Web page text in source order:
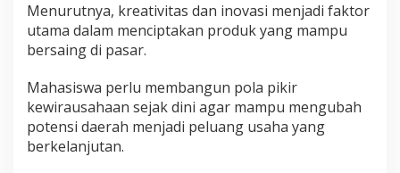
Menurutnya, kreativitas dan inovasi menjadi faktor
utama dalam menciptakan produk yang mampu
bersaing di pasar.
Mahasiswa perlu membangun pola pikir
kewirausahaan sejak dini agar mampu mengubah
potensi daerah menjadi peluang usaha yang
berkelanjutan.